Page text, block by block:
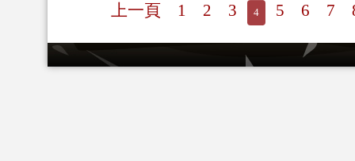
上一頁
1 2 3 4 5 6 7